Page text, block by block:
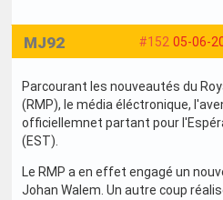
#152 05-06-
MJ92
Parcourant les nouveautés du
(RMP), le média éléctronique,
officiellemnet partant pour
(EST).
Le RMP a en effet engagé un
Johan Walem. Un autre coup